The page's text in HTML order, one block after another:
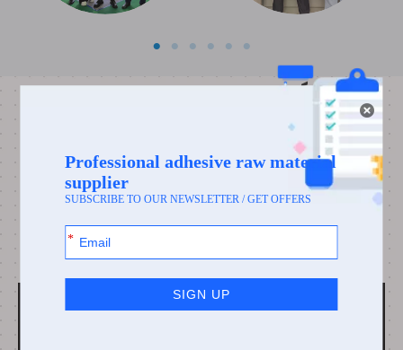
SALA DE EXPOSICIÓN
Si desea obtener más información sobre nuestras
capacidades de fabricación, puede hacer clic en el
avatar en la escena o aceptar mi invitación.